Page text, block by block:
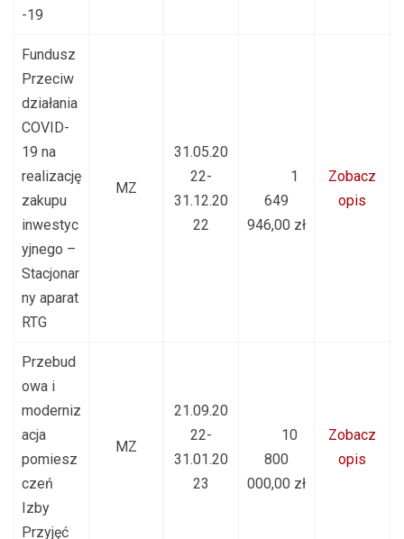
-19
Fundusz
Przeciw
działania
COVID-
19 na
realizację
zakupu
inwestyc
yjnego –
Stacjonar
ny aparat
RTG
MZ
31.05.20
22-
31.12.20
22
1
649
946,00 zł
Zobacz
opis
Przebud
owa i
moderniz
acja
pomiesz
czeń
Izby
Przyjęć
MZ
21.09.20
22-
31.01.20
23
10
800
000,00 zł
Zobacz
opis